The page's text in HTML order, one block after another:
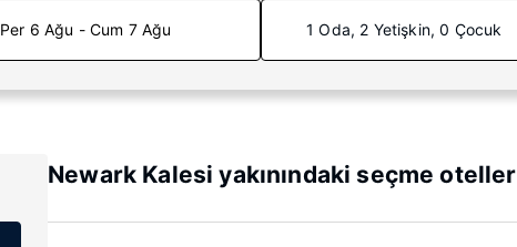
Per 6 Ağu - Cum 7 Ağu 1 Oda, 2 Yetişkin, 0 Çocuk
Newark Kalesi yakınındaki seçme oteller